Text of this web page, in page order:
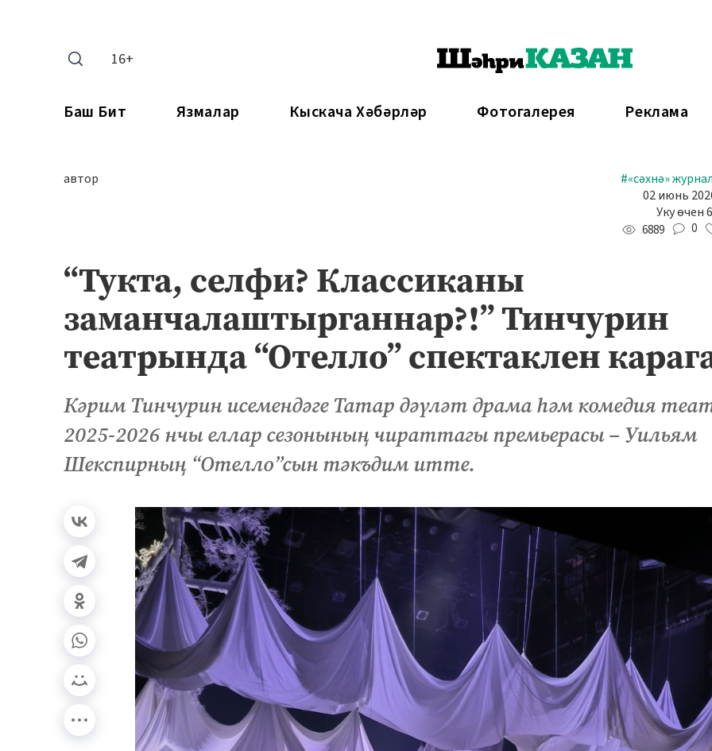
16+
Баш Бит Язмалар Кыскача Хәбәрләр Фотогалерея Реклама
автор
#«сәхнә»
02 июнь
Уку өчен
6889 0
“Тукта, селфи? Классиканы
заманчалаштырганнар?!” Тинчурин
театрында “Отелло” спектаклен
Кәрим Тинчурин исемендәге Татар дәүләт драма һәм комедия
2025-2026 нчы еллар сезонының чираттагы премьерасы – Уильям
Шекспирның “Отелло”сын тәкъдим итте.